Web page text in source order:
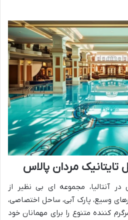
مردان پالاس
آنتالیا، مجموعه ای بی نظیر از
وسیع، پارک آبی، ساحل اختصاصی،
کننده متنوع را برای مهمانان خود